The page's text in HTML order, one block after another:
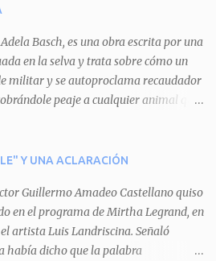
Basch, es una obra escrita por una
en la selva y trata sobre cómo un
militar y se autoproclama recaudador
peaje a cualquier animal que
manera pasa con Tatú, el armadillo.
Por último, Tui, la cotorra, deja
y arenga a los otros tres
Finalmente, terminan por
y el aguará huye despavorido al verse
Y UNA ACLARACIÓN
Guillermo Amadeo Castellano quiso
en el programa de Mirtha Legrand, en
artista Luis Landriscina. Señaló
había dicho que la palabra